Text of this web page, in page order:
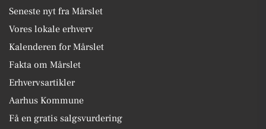
Seneste nyt fra Mårslet
Vores lokale erhverv
Kalenderen for Mårslet
Fakta om Mårslet
Erhvervsartikler
Aarhus Kommune
Få en gratis salgsvurdering